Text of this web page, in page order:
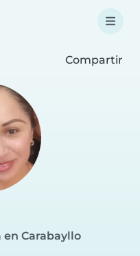
Compartir
en Carabayllo